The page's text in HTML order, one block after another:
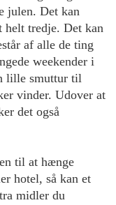
julen. Det kan
helt tredje. Det kan
af alle de ting
weekender i
lille smuttur til
vinder. Udover at
det også
til at hænge
hotel, så kan et
midler du